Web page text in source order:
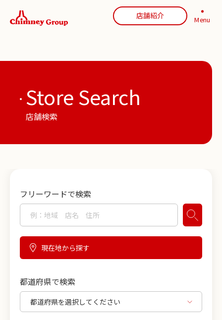
店舗紹介 Menu
Store Search
店舗検索
フリーワードで検索
現在地から探す
都道府県で検索